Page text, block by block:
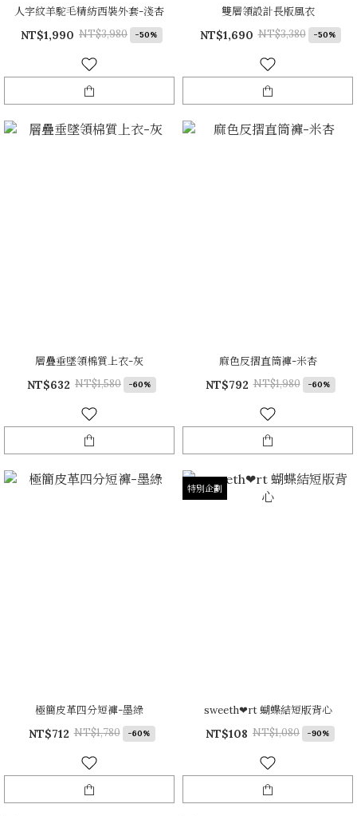
人字紋羊駝毛精紡西裝外套-淺杏
NT$1,990 NT$3,980 -50%
雙層領設計長版風衣
NT$1,690 NT$3,380 -50%
層疊垂墜領棉質上衣-灰
NT$632 NT$1,580 -60%
麻色反摺直筒褲-米杏
NT$792 NT$1,980 -60%
極簡皮革四分短褲-墨綠
NT$712 NT$1,780 -60%
特別企劃
sweeth❤rt 蝴蝶結短版背心
NT$108 NT$1,080 -90%